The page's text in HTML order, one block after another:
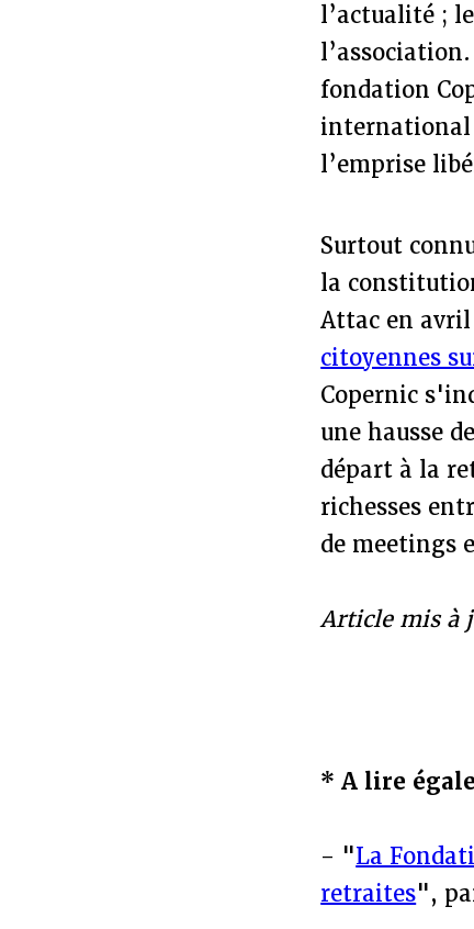
l’actualité ;
fondation
international
l’emprise
Surtout
la
Attac en
citoyennes
Copernic
une hausse
départ à la
richesses
de meetings
Article mis à
* A lire
- "La
retraites",